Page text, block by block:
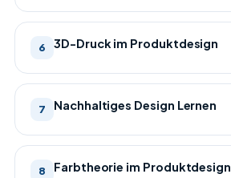
6 3D-Druck im Produktdesign
7 Nachhaltiges Design Lernen
8 Farbtheorie im Produktdesign